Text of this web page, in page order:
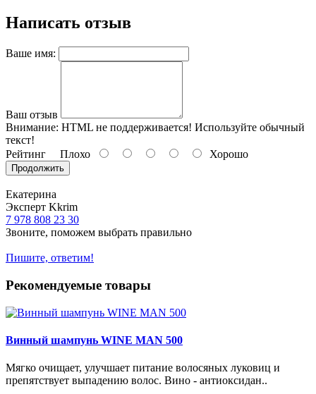
Написать отзыв
Ваше имя:
Ваш отзыв
Внимание: HTML не поддерживается! Используйте обычный
текст!
Рейтинг Плохо Хорошо
Продолжить
Екатерина
Эксперт Kkrim
7 978 808 23 30
Звоните, поможем выбрать правильно
Пишите, ответим!
Рекомендуемые товары
Винный шампунь WINE MAN 500
Мягко очищает, улучшает питание волосяных луковиц и
препятствует выпадению волос. Вино - антиоксидан..